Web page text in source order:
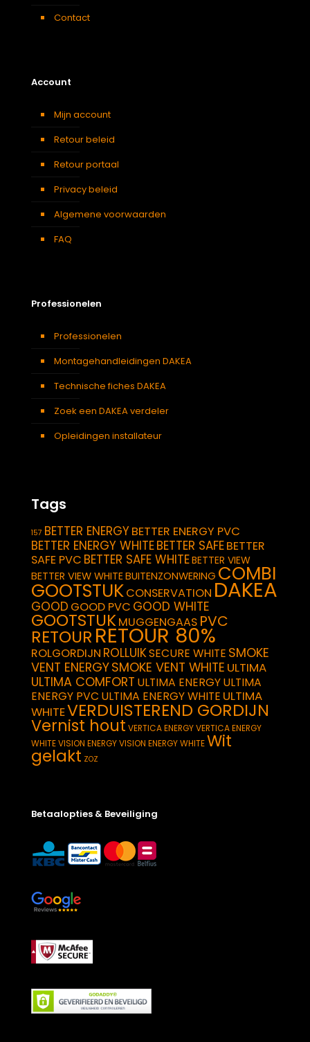
Contact
Account
Mijn account
Retour beleid
Retour portaal
Privacy beleid
Algemene voorwaarden
FAQ
Professionelen
Professionelen
Montagehandleidingen DAKEA
Technische fiches DAKEA
Zoek een DAKEA verdeler
Opleidingen installateur
Tags
157 BETTER ENERGYBETTER ENERGY PVC
BETTER ENERGY WHITEBETTER SAFEBETTER
SAFE PVC BETTER SAFE WHITEBETTER VIEW
BETTER VIEW WHITEBUITENZONWERING COMBI
GOOTSTUKCONSERVATION DAKEA
GOOD GOOD PVC GOOD WHITE
GOOTSTUKMUGGENGAAS PVC
RETOUR RETOUR 80%
ROLGORDIJN ROLLUIKSECURE WHITE SMOKE
VENT ENERGYSMOKE VENT WHITE ULTIMA
ULTIMA COMFORT ULTIMA ENERGYULTIMA
ENERGY PVC ULTIMA ENERGY WHITE ULTIMA
WHITEVERDUISTEREND GORDIJN
Vernist hout VERTICA ENERGYVERTICA ENERGY
WHITEVISION ENERGYVISION ENERGY WHITEWit
gelakt ZOZ
Betaalopties & Beveiliging